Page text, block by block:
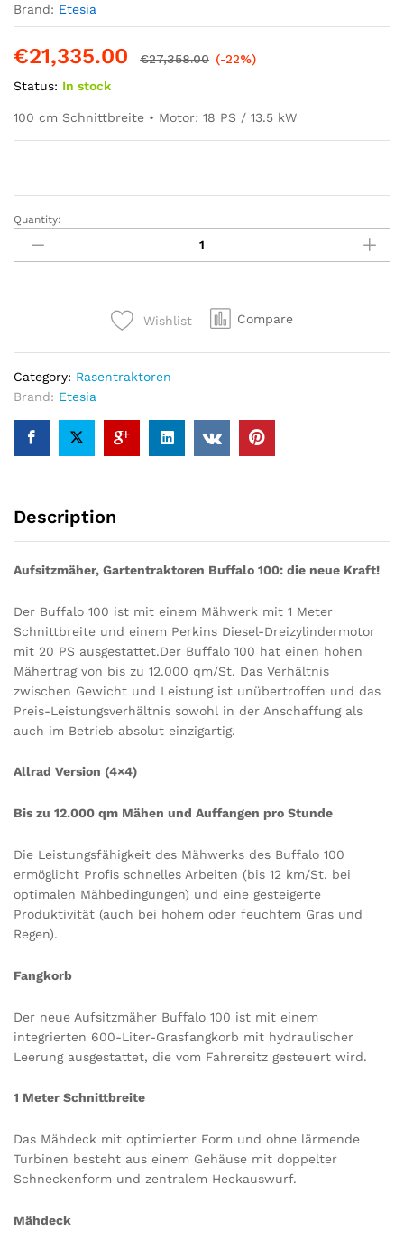
Brand: Etesia
€21,335.00 €27,358.00 (-22%)
Status: In stock
100 cm Schnittbreite • Motor: 18 PS / 13.5 kW
Etesia
Diesel-
Aufsitzmäher
Modell
2022
quantity
Quantity:
Wishlist Compare
Category: Rasentraktoren
Brand: Etesia
Description
Aufsitzmäher, Gartentraktoren Buffalo 100: die neue Kraft!
Der Buffalo 100 ist mit einem Mähwerk mit 1 Meter
Schnittbreite und einem Perkins Diesel-Dreizylindermotor
mit 20 PS ausgestattet.Der Buffalo 100 hat einen hohen
Mähertrag von bis zu 12.000 qm/St. Das Verhältnis
zwischen Gewicht und Leistung ist unübertroffen und das
Preis-Leistungsverhältnis sowohl in der Anschaffung als
auch im Betrieb absolut einzigartig.
Allrad Version (4×4)
Bis zu 12.000 qm Mähen und Auffangen pro Stunde
Die Leistungsfähigkeit des Mähwerks des Buffalo 100
ermöglicht Profis schnelles Arbeiten (bis 12 km/St. bei
optimalen Mähbedingungen) und eine gesteigerte
Produktivität (auch bei hohem oder feuchtem Gras und
Regen).
Fangkorb
Der neue Aufsitzmäher Buffalo 100 ist mit einem
integrierten 600-Liter-Grasfangkorb mit hydraulischer
Leerung ausgestattet, die vom Fahrersitz gesteuert wird.
1 Meter Schnittbreite
Das Mähdeck mit optimierter Form und ohne lärmende
Turbinen besteht aus einem Gehäuse mit doppelter
Schneckenform und zentralem Heckauswurf.
Mähdeck